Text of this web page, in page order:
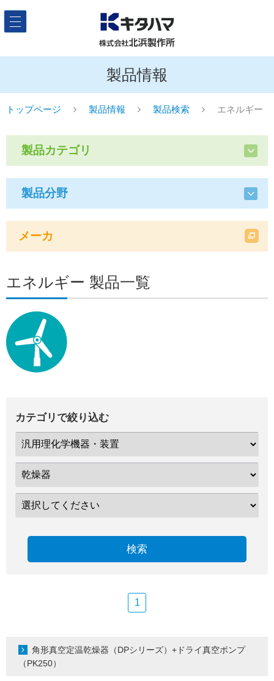
製品情報
トップページ 製品情報 製品検索 エネルギー
製品カテゴリ
製品分野
メーカ
エネルギー 製品一覧
カテゴリで絞り込む
検索
1
角形真空定温乾燥器（DPシリーズ）+ドライ真空ポンプ
（PK250）